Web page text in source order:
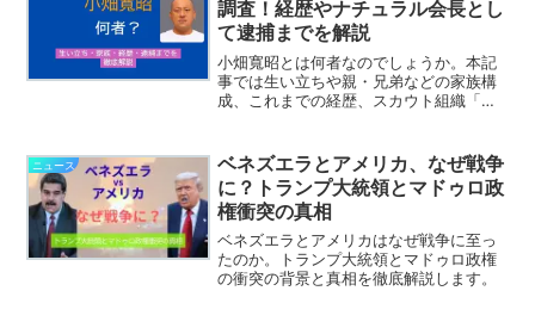
調査！経歴やナチュラル会長とし
て逮捕までを解説
小畑寬昭とは何者なのでしょうか。本記
事では生い立ちや親・兄弟などの家族構
成、これまでの経歴、スカウト組織「ナ
すく解説します。
ニュース
ベネズエラとアメリカ、なぜ戦争
に？トランプ大統領とマドゥロ政
権衝突の真相
ベネズエラとアメリカはなぜ戦争に至っ
たのか。トランプ大統領とマドゥロ政権
の衝突の背景と真相を徹底解説します。